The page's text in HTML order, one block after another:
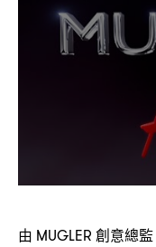
由 MUGLER 創意總監